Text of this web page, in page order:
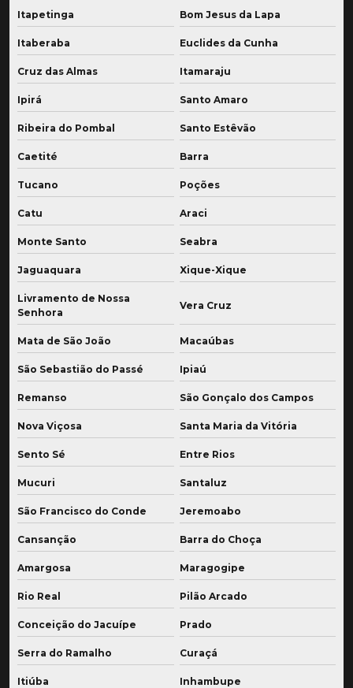
Itapetinga Bom Jesus da Lapa
Itaberaba Euclides da Cunha
Cruz das Almas Itamaraju
Ipirá Santo Amaro
Ribeira do Pombal Santo Estêvão
Caetité Barra
Tucano Poções
Catu Araci
Monte Santo Seabra
Jaguaquara Xique-Xique
Livramento de Nossa
Senhora
Vera Cruz
Mata de São João Macaúbas
São Sebastião do Passé Ipiaú
Remanso São Gonçalo dos Campos
Nova Viçosa Santa Maria da Vitória
Sento Sé Entre Rios
Mucuri Santaluz
São Francisco do Conde Jeremoabo
Cansanção Barra do Choça
Amargosa Maragogipe
Rio Real Pilão Arcado
Conceição do Jacuípe Prado
Serra do Ramalho Curaçá
Itiúba Inhambupe